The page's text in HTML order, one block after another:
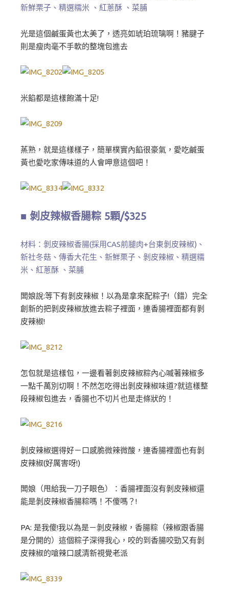
新鮮栗子、精選糯米 、紅蔥酥 、菜脯
光是這個鹹蛋黃也太美了，透亮如琥珀琉璃啊！豬腱子
則是瘦肉毫不手軟的整塊包進去
米餡都是這樣飽滿十足!
蒸熟，就是這樣樣子，簡單樸實內餡很豪氣，愛吃鹹蛋
黃也愛吃家傳味道的人會呷意這個吧！
■ 剝皮辣椒香腸粽 5顆/$325
材料：剝皮辣椒香腸(採用CAS前腿肉+台東剝皮辣椒)、
新社冬菇、傳香大花生、新鮮栗子、剝皮辣椒、精選糯
米、紅蔥酥 、菜脯
闆娘說:等下有剝皮辣椒！以為是拿來配粽子!（錯）完全
創新的把剝皮辣椒放進去粽子裡面，連香腸裡面都有剝
皮辣椒!
怎包就是這樣包，一邊看著剝皮辣椒粽內心喊著辣椒多
一點千萬別切啊！不然怎吃得出剝皮辣椒味道?就這樣整
段辣椒包進去，香腸也不切片也是走條狀的！
剝皮辣椒選得好－口感脆微辣微酸，連香腸裡面也有剝
皮辣椒(好厲害呀!)
闆娘（甩給我一刀子眼色）：香腸裡面沒有剝皮辣椒還
能是剝皮辣椒香腸粽嗎！不傻嗎？!
PA: 是我傻!我以為是－剝皮辣椒，香腸粽（辣椒跟香腸
是分開的）這個粽子深得我心，咬的到香腸咬勁又有剝
皮辣椒的嗆辣口感清新視覺老派